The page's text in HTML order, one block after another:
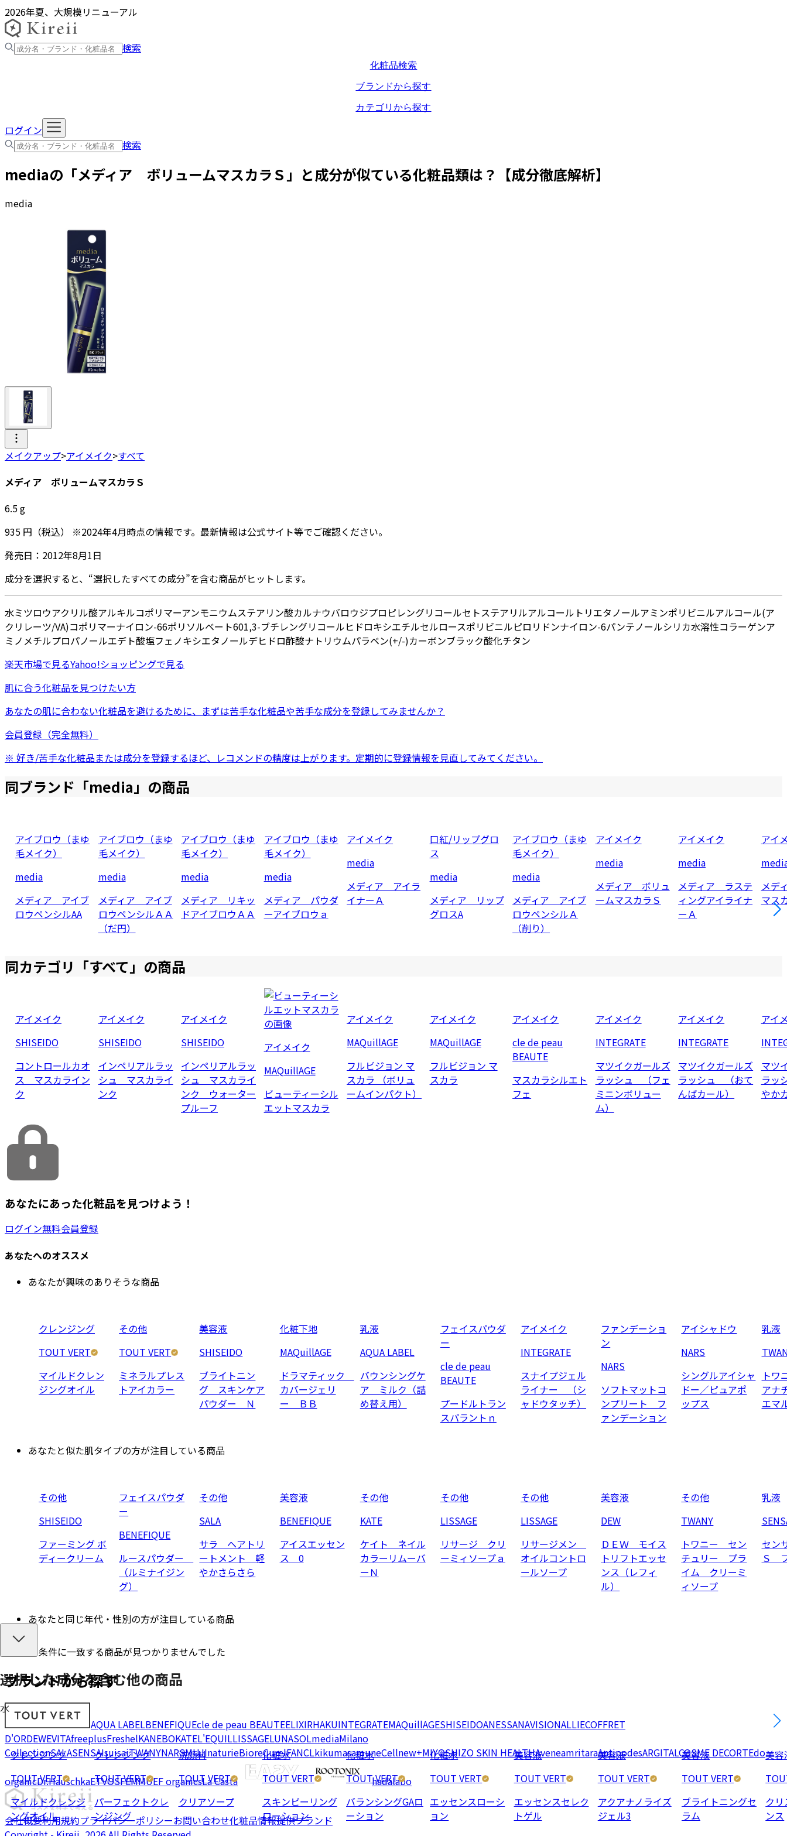
2026年夏、大規模リニューアル
検索
化粧品検索
ブランドから探す
カテゴリから探す
ログイン
検索
mediaの「メディア ボリュームマスカラＳ 」と成分が似ている化粧品類は？【成分徹底解析】
media
メイクアップ>アイメイク>すべて
メディア ボリュームマスカラＳ
6.5g
935 円 （税込） ※2024年4月時点の情報です。最新情報は公式サイト等でご確認ください。
発売日： 2012年8月1日
成分を選択すると、“選択したすべての成分”を含む商品がヒットします。
水ミツロウアクリル酸アルキルコポリマーアンモニウムステアリン酸カルナウバロウジプロピレングリコールセトステアリルアルコール トリエタノールアミンポリビニルアルコール(ア
クリレーツ/VA)コポリマーナイロン-66ポリソルベート601,3-ブチレングリコールヒドロキシエチルセルロースポリビニルピロリドンナイロン-6パンテノールシリカ水溶性コラーゲンア
ミノメチルプロパノールエデト酸塩フェノキシエタノールデヒドロ酢酸ナトリウムパラベン(+/-)カーボンブラック酸化チタン
楽天市場で見るYahoo!ショッピングで見る
肌に合う化粧品を見つけたい方
あなたの肌に合わない化粧品を避けるために、まずは苦手な化粧品や苦手な成分を登録してみませんか？
会員登録（完全無料）
※ 好き/苦手な化粧品または成分を登録するほど、レコメンドの精度は上がります。定期的に登録情報を見直してみてください。
同ブランド「media」の商品
アイブロウ（まゆ
毛メイク）
media
メディア アイブ
ロウペンシルAA
アイブロウ（まゆ
毛メイク）
media
メディア アイブ
ロウペンシルＡＡ
（だ円）
アイブロウ（まゆ
毛メイク）
media
メディア リキッ
ドアイブロウＡＡ
アイブロウ（まゆ
毛メイク）
media
メディア パウダ
ーアイブロウａ
アイメイク
media
メディア アイラ
イナーＡ
口紅/リップグロ
ス
media
メディア リップ
グロスA
アイブロウ（まゆ
毛メイク）
media
メディア アイブ
ロウペンシルＡ
（削り）
アイメイク
media
メディア ボリュ
ームマスカラＳ
アイメイク
media
メディア ラステ
ィングアイライナ
ーＡ
アイ
メデ
マス
同カテゴリ「すべて」の商品
アイメイク
SHISEIDO
コントロールカオ
ス マスカライン
ク
アイメイク
SHISEIDO
インペリアルラッ
シュ マスカライ
ンク
アイメイク
SHISEIDO
インペリアルラッ
シュ マスカライ
ンク ウォーター
プルーフ
アイメイク
MAQuillAGE
ビューティーシル
エットマスカラ
アイメイク
MAQuillAGE
フルビジョン マ
スカラ （ボリュ
ームインパクト）
アイメイク
MAQuillAGE
フルビジョン マ
スカラ
アイメイク
cle de peau
BEAUTE
マスカラシルエト
フェ
アイメイク
INTEGRATE
マツイクガールズ
ラッシュ （フェ
ミニンボリュー
ム）
アイメイク
INTEGRATE
マツイクガールズ
ラッシュ （おて
んばカール）
アイ
マツ
ラッ
やか
選択した成分を含む他の商品
水
クレンジング
TOUT VERT
マイルドクレンジ
ングオイル
クレンジング
TOUT VERT
パーフェクトクレ
ンジング
洗顔料
TOUT VERT
クリアソープ
化粧水
TOUT VERT
スキンピーリング
ローション
化粧水
TOUT VERT
バランシングGAロ
ーション
化粧水
TOUT VERT
エッセンスローシ
ョン
美容液
TOUT VERT
エッセンスセレク
トゲル
美容液
TOUT VERT
アクアナノライズ
ジェル3
美容液
TOUT VERT
ブライトニングセ
ラム
美容
ク
ンス
あなたにあった化粧品を見つけよう！
ログイン無料会員登録
あなたへのオススメ
あなたが興味のありそうな商品
クレンジング
TOUT VERT
マイルドクレン
ジングオイル
その他
TOUT VERT
ミネラルプレス
トアイカラー
美容液
SHISEIDO
ブライトニン
グ スキンケア
パウダー Ｎ
化粧下地
MAQuillAGE
ドラマティック
カバージェリ
ー ＢＢ
乳液
AQUA LABEL
バウンシングケ
ア ミルク（詰
め替え用）
フェイスパウダ
ー
cle de peau
BEAUTE
プードルトラン
スパラントｎ
アイメイク
INTEGRATE
スナイプジェル
ライナー （シ
ャドウタッチ）
ファンデーショ
ン
NARS
ソフトマットコ
ンプリート フ
ァンデーション
アイシャドウ
NARS
シングルアイシャ
ドー／ピュアポ
ップス
乳液
ト
アナ
エマ
あなたと似た肌タイプの方が注目している商品
その他
SHISEIDO
ファーミング ボ
ディークリーム
フェイスパウダ
ー
BENEFIQUE
ルースパウダー
（ルミナイジン
グ）
その他
SALA
サラ ヘアトリ
ートメント 軽
やかさらさら
美容液
BENEFIQUE
アイスエッセン
ス 0
その他
KATE
ケイト ネイル
カラーリムーバ
ーＮ
その他
LISSAGE
リサージ クリ
ーミィソープａ
その他
LISSAGE
リサージメン
オイルコントロ
ールソープ
美容液
DEW
ＤＥＷ モイス
トリフトエッセ
ンス（レフィ
ル）
その他
TWANY
トワニー セン
チュリー プラ
イム クリーミ
ィソープ
乳液
セン
Ｓ
あなたと同じ年代・性別の方が注目している商品
条件に一致する商品が見つかりませんでした
ブランドから探す
AQUA LABELBENEFIQUEcle de peau BEAUTEELIXIRHAKUINTEGRATEMAQuillAGESHISEIDOANESSANAVISIONALLIECOFFRET
D'ORDEWEVITAfreeplusFreshelKANEBOKATEL'EQUILLISSAGELUNASOLmediaMilano
CollectionSALASENSAIsuisaiTWANYNARSMUJInaturieBioreCurelFANCLkikumasamuneCellnew+MIYOSHIZO SKIN HEALTHAveneamritaraAntipodesARGITALCOSME DECORTEdo
organicDr.HauschkaETVOSFEMMUEF organicsLa Casta hadalabo
会社概要利用規約プライバシーポリシーお問い合わせ化粧品情報提供ブランド